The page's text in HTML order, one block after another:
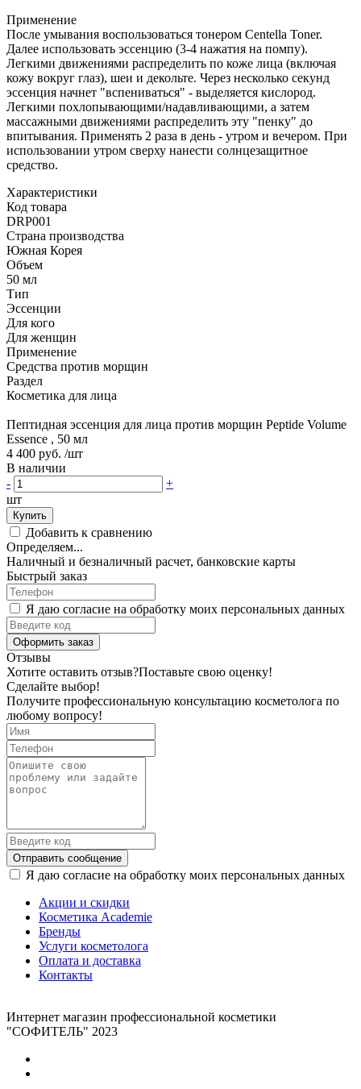
Применение
После умывания воспользоваться тонером Centella Toner.
Далее использовать эссенцию (3-4 нажатия на помпу).
Легкими движениями распределить по коже лица (включая
кожу вокруг глаз), шеи и декольте. Через несколько секунд
эссенция начнет "вспениваться" - выделяется кислород.
Легкими похлопывающими/надавливающими, а затем
массажными движениями распределить эту "пенку" до
впитывания. Применять 2 раза в день - утром и вечером. При
использовании утром сверху нанести солнцезащитное
средство.
Характеристики
Код товара
DRP001
Страна производства
Южная Корея
Объем
50 мл
Тип
Эссенции
Для кого
Для женщин
Применение
Средства против морщин
Раздел
Косметика для лица
Пептидная эссенция для лица против морщин Peptide Volume
Essence , 50 мл
4 400 руб. /шт
В наличии
-
+
шт
Купить
Добавить к сравнению
Определяем...
Наличный и безналичный расчет, банковские карты
Быстрый заказ
Я даю согласие на обработку моих персональных данных
Оформить заказ
Отзывы
Хотите оставить отзыв?Поставьте свою оценку!
Сделайте выбор!
Получите профессиональную консультацию косметолога по
любому вопросу!
Отправить сообщение
Я даю согласие на обработку моих персональных данных
Акции и скидки
Косметика Academie
Бренды
Услуги косметолога
Оплата и доставка
Контакты
Интернет магазин профессиональной косметики
"СОФИТЕЛЬ" 2023